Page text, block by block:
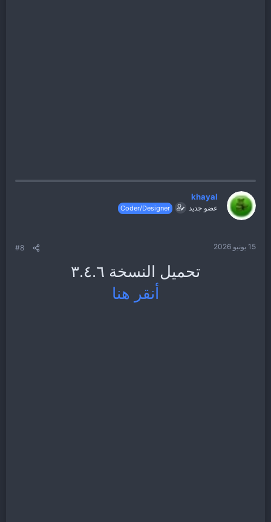
khayal
عضو جديد Coder/Designer
15 يونيو 2026 #8
تحميل النسخة ٣.٤.٦
أنقر هنا